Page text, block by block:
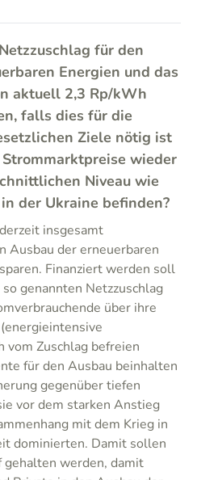
für den
Energien und das
aktuell 2,3 Rp/kWh
falls dies für die
Ziele nötig ist
wieder
Niveau wie
der Ukraine befinden?
insgesamt
Ausbau der erneuerbaren
Finanziert werden soll
genannten Netzzuschlag
über ihre
vom Zuschlag befreien
für den Ausbau beinhalten
gegenüber tiefen
vor dem starken Anstieg
mit dem Krieg in
dominierten. Damit sollen
werden, damit